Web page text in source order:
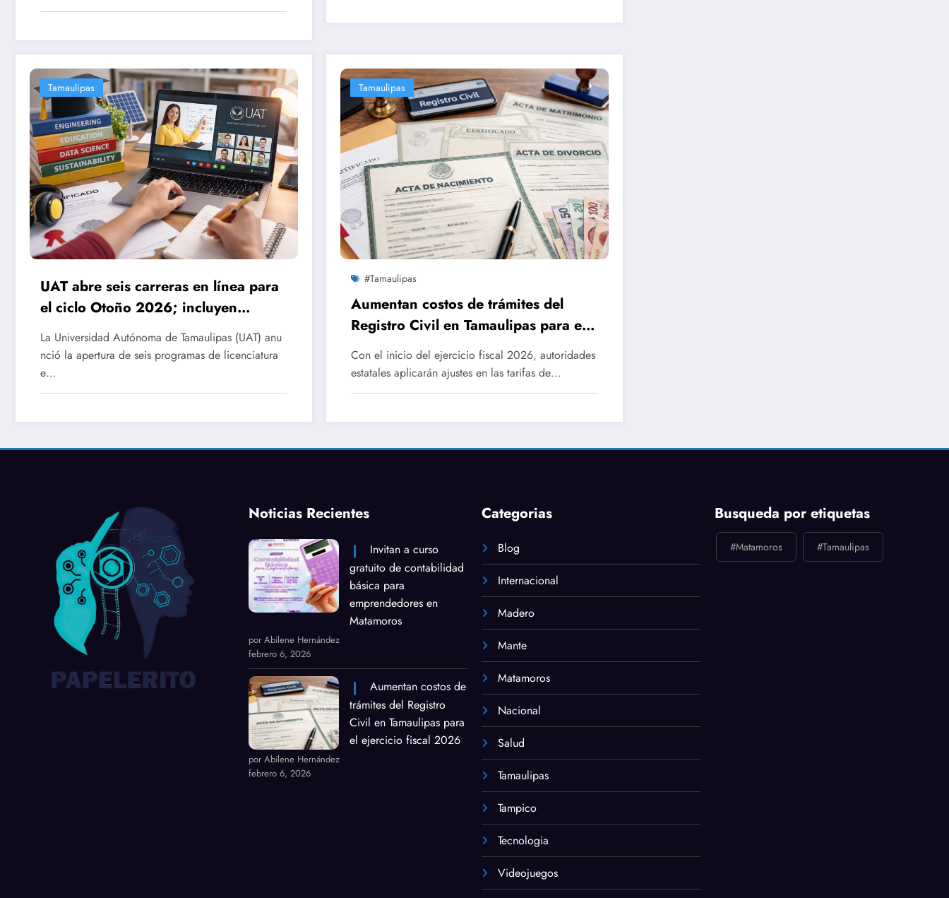
Tamaulipas
UAT abre seis carreras en línea para
el ciclo Otoño 2026; incluyen
ingenierías y licenciaturas
innovadoras
La Universidad Autónoma de Tamaulipas (UAT) anu
nció la apertura de seis programas de licenciatura
e…
Tamaulipas
#Tamaulipas
Aumentan costos de trámites del
Registro Civil en Tamaulipas para el
ejercicio fiscal 2026
Con el inicio del ejercicio fiscal 2026, autoridades
estatales aplicarán ajustes en las tarifas de…
Noticias Recientes
Invitan a curso
gratuito de contabilidad
básica para
emprendedores en
Matamoros
por Abilene Hernández
febrero 6, 2026
Aumentan costos de
trámites del Registro
Civil en Tamaulipas para
el ejercicio fiscal 2026
por Abilene Hernández
febrero 6, 2026
Categorias
Blog
Internacional
Madero
Mante
Matamoros
Nacional
Salud
Tamaulipas
Tampico
Tecnologia
Videojuegos
Busqueda por etiquetas
#Matamoros #Tamaulipas